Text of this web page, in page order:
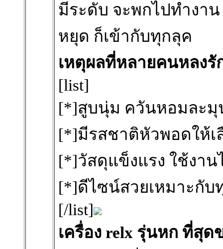
มีระดับ จะพกไปทำงา
หยุด ก็เข้ากับทุกลุค
เหตุผลที่หลายคนหลงรั
[list]
[*]สูบนุ่ม ควันหอมละมุ
[*]มีรสชาติหัวพอดให้เ
[*]วัสดุแข็งแรง ใช้งา
[*]ดีไซน์สวยเหมาะกับ
[/list]
เครื่อง relx รุ่นหก ที่สุ